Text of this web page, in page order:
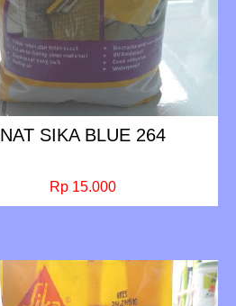
NAT SIKA BLUE 264
Rp 15.000